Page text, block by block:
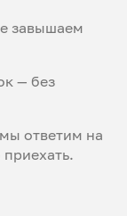
завышаем
— без
ответим на